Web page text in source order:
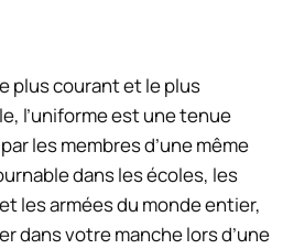
plus courant et le plus
l’uniforme est une tenue
les membres d’une même
dans les écoles, les
les armées du monde entier,
dans votre manche lors d’une